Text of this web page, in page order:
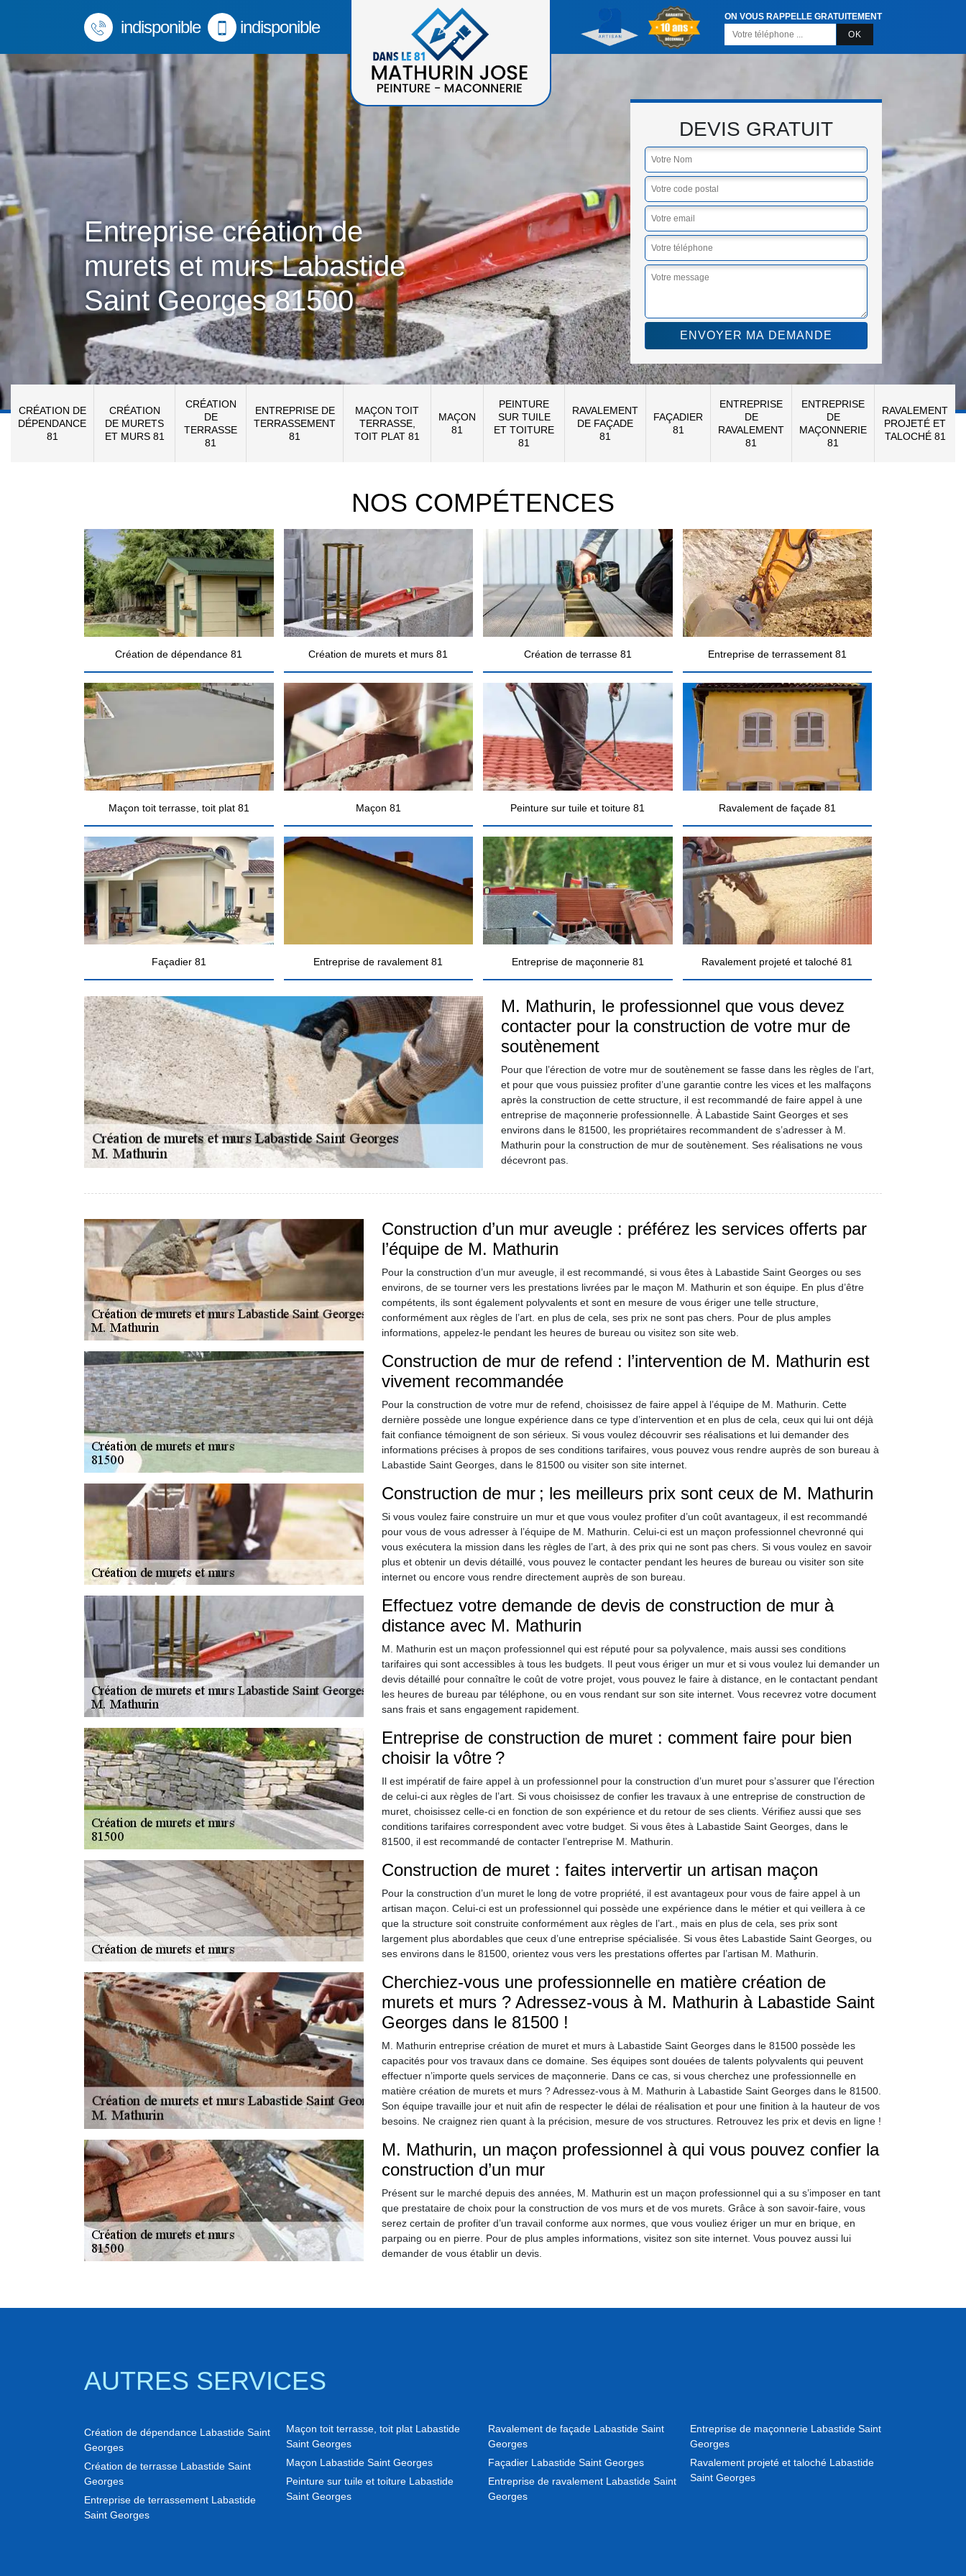
indisponible indisponible
ON VOUS RAPPELLE GRATUITEMENT
Entreprise création de
murets et murs Labastide
Saint Georges 81500
DEVIS GRATUIT
CRÉATION DE
DÉPENDANCE
81
CRÉATION
DE MURETS
ET MURS 81
CRÉATION
DE
TERRASSE
81
ENTREPRISE DE
TERRASSEMENT
81
MAÇON TOIT
TERRASSE,
TOIT PLAT 81
MAÇON
81
PEINTURE
SUR TUILE
ET TOITURE
81
RAVALEMENT
DE FAÇADE
81
FAÇADIER
81
ENTREPRISE
DE
RAVALEMENT
81
ENTREPRISE
DE
MAÇONNERIE
81
RAVALEMENT
PROJETÉ ET
TALOCHÉ 81
NOS COMPÉTENCES
Création de dépendance 81 Création de murets et murs 81 Création de terrasse 81 Entreprise de terrassement 81
Maçon toit terrasse, toit plat 81 Maçon 81 Peinture sur tuile et toiture 81 Ravalement de façade 81
Façadier 81 Entreprise de ravalement 81 Entreprise de maçonnerie 81 Ravalement projeté et taloché 81
M. Mathurin, le professionnel que vous devez
contacter pour la construction de votre mur de
soutènement
Pour que l’érection de votre mur de soutènement se fasse dans les règles de l’art,
et pour que vous puissiez profiter d’une garantie contre les vices et les malfaçons
après la construction de cette structure, il est recommandé de faire appel à une
entreprise de maçonnerie professionnelle. À Labastide Saint Georges et ses
environs dans le 81500, les propriétaires recommandent de s’adresser à M.
Mathurin pour la construction de mur de soutènement. Ses réalisations ne vous
décevront pas.
Construction d’un mur aveugle : préférez les services offerts par
l’équipe de M. Mathurin
Pour la construction d’un mur aveugle, il est recommandé, si vous êtes à Labastide Saint Georges ou ses
environs, de se tourner vers les prestations livrées par le maçon M. Mathurin et son équipe. En plus d’être
compétents, ils sont également polyvalents et sont en mesure de vous ériger une telle structure,
conformément aux règles de l’art. en plus de cela, ses prix ne sont pas chers. Pour de plus amples
informations, appelez-le pendant les heures de bureau ou visitez son site web.
Construction de mur de refend : l’intervention de M. Mathurin est
vivement recommandée
Pour la construction de votre mur de refend, choisissez de faire appel à l’équipe de M. Mathurin. Cette
dernière possède une longue expérience dans ce type d’intervention et en plus de cela, ceux qui lui ont déjà
fait confiance témoignent de son sérieux. Si vous voulez découvrir ses réalisations et lui demander des
informations précises à propos de ses conditions tarifaires, vous pouvez vous rendre auprès de son bureau à
Labastide Saint Georges, dans le 81500 ou visiter son site internet.
Construction de mur ; les meilleurs prix sont ceux de M. Mathurin
Si vous voulez faire construire un mur et que vous voulez profiter d’un coût avantageux, il est recommandé
pour vous de vous adresser à l’équipe de M. Mathurin. Celui-ci est un maçon professionnel chevronné qui
vous exécutera la mission dans les règles de l’art, à des prix qui ne sont pas chers. Si vous voulez en savoir
plus et obtenir un devis détaillé, vous pouvez le contacter pendant les heures de bureau ou visiter son site
internet ou encore vous rendre directement auprès de son bureau.
Effectuez votre demande de devis de construction de mur à
distance avec M. Mathurin
M. Mathurin est un maçon professionnel qui est réputé pour sa polyvalence, mais aussi ses conditions
tarifaires qui sont accessibles à tous les budgets. Il peut vous ériger un mur et si vous voulez lui demander un
devis détaillé pour connaître le coût de votre projet, vous pouvez le faire à distance, en le contactant pendant
les heures de bureau par téléphone, ou en vous rendant sur son site internet. Vous recevrez votre document
sans frais et sans engagement rapidement.
Entreprise de construction de muret : comment faire pour bien
choisir la vôtre ?
Il est impératif de faire appel à un professionnel pour la construction d’un muret pour s’assurer que l’érection
de celui-ci aux règles de l’art. Si vous choisissez de confier les travaux à une entreprise de construction de
muret, choisissez celle-ci en fonction de son expérience et du retour de ses clients. Vérifiez aussi que ses
conditions tarifaires correspondent avec votre budget. Si vous êtes à Labastide Saint Georges, dans le
81500, il est recommandé de contacter l’entreprise M. Mathurin.
Construction de muret : faites intervertir un artisan maçon
Pour la construction d’un muret le long de votre propriété, il est avantageux pour vous de faire appel à un
artisan maçon. Celui-ci est un professionnel qui possède une expérience dans le métier et qui veillera à ce
que la structure soit construite conformément aux règles de l’art., mais en plus de cela, ses prix sont
largement plus abordables que ceux d’une entreprise spécialisée. Si vous êtes Labastide Saint Georges, ou
ses environs dans le 81500, orientez vous vers les prestations offertes par l’artisan M. Mathurin.
Cherchiez-vous une professionnelle en matière création de
murets et murs ? Adressez-vous à M. Mathurin à Labastide Saint
Georges dans le 81500 !
M. Mathurin entreprise création de muret et murs à Labastide Saint Georges dans le 81500 possède les
capacités pour vos travaux dans ce domaine. Ses équipes sont douées de talents polyvalents qui peuvent
effectuer n’importe quels services de maçonnerie. Dans ce cas, si vous cherchez une professionnelle en
matière création de murets et murs ? Adressez-vous à M. Mathurin à Labastide Saint Georges dans le 81500.
Son équipe travaille jour et nuit afin de respecter le délai de réalisation et pour une finition à la hauteur de vos
besoins. Ne craignez rien quant à la précision, mesure de vos structures. Retrouvez les prix et devis en ligne !
M. Mathurin, un maçon professionnel à qui vous pouvez confier la
construction d’un mur
Présent sur le marché depuis des années, M. Mathurin est un maçon professionnel qui a su s’imposer en tant
que prestataire de choix pour la construction de vos murs et de vos murets. Grâce à son savoir-faire, vous
serez certain de profiter d’un travail conforme aux normes, que vous vouliez ériger un mur en brique, en
parpaing ou en pierre. Pour de plus amples informations, visitez son site internet. Vous pouvez aussi lui
demander de vous établir un devis.
AUTRES SERVICES
Création de dépendance Labastide Saint
Georges
Création de terrasse Labastide Saint
Georges
Entreprise de terrassement Labastide
Saint Georges
Maçon toit terrasse, toit plat Labastide
Saint Georges
Maçon Labastide Saint Georges
Peinture sur tuile et toiture Labastide
Saint Georges
Ravalement de façade Labastide Saint
Georges
Façadier Labastide Saint Georges
Entreprise de ravalement Labastide Saint
Georges
Entreprise de maçonnerie Labastide Saint
Georges
Ravalement projeté et taloché Labastide
Saint Georges